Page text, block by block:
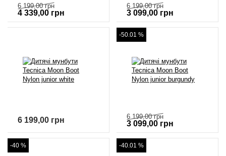
6 199,00 грн
4 339,00 грн
6 199,00 грн
3 099,00 грн
6 199,00 грн
-50.01 %
6 199,00 грн
3 099,00 грн
-40 % -40.01 %